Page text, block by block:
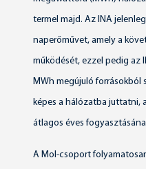
termel majd. Az INA
naperőművet, amely a
működését, ezzel pedig az
MWh megújuló forrásokból
képes a hálózatba juttatni,
átlagos éves
A Mol-csoport